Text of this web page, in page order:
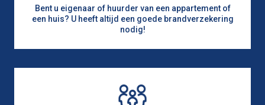
Bent u eigenaar of huurder van een appartement of
een huis? U heeft altijd een goede brandverzekering
nodig!